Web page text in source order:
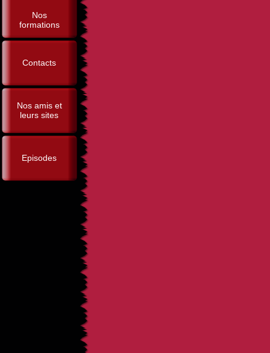
Nos
formations
Contacts
Nos amis et
leurs sites
Episodes